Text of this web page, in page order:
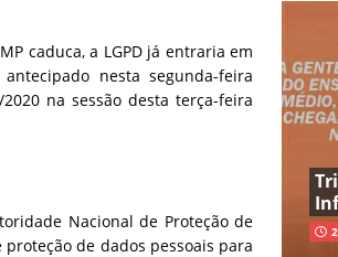
caduca, a LGPD já entraria em
nesta segunda-feira
na sessão desta terça-feira
Nacional de Proteção de
de dados pessoais para